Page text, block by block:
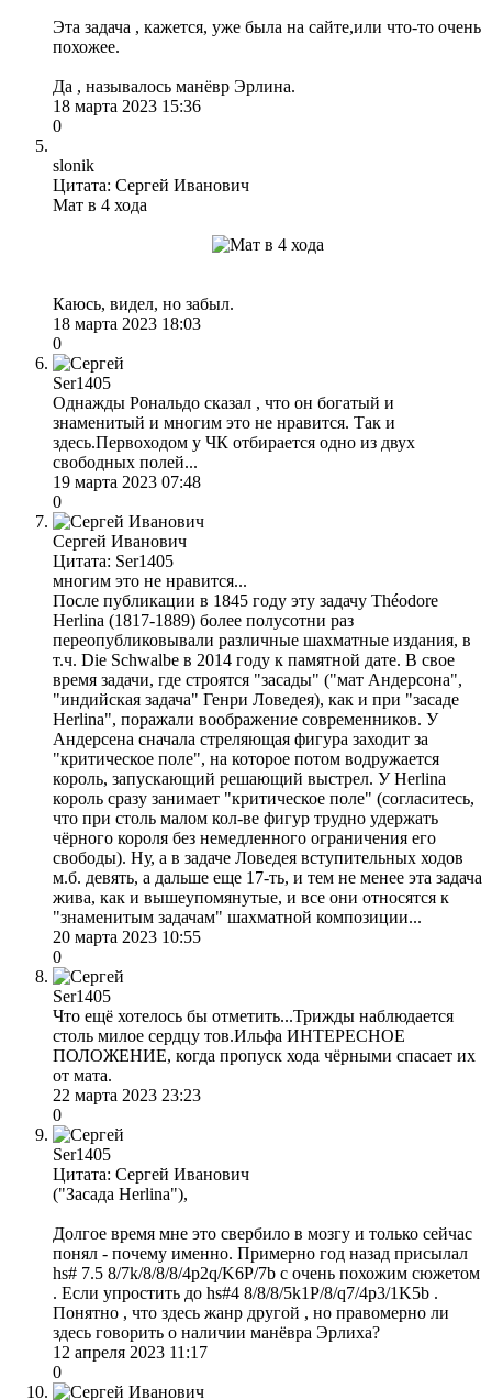
Эта задача , кажется, уже была на сайте,или что-то очень
похожее.
Да , называлось манёвр Эрлина.
18 марта 2023 15:36
0
slonik
Цитата: Сергей Иванович
Мат в 4 хода
Каюсь, видел, но забыл.
18 марта 2023 18:03
0
Ser1405
Однажды Рональдо сказал , что он богатый и
знаменитый и многим это не нравится. Так и
здесь.Первоходом у ЧК отбирается одно из двух
свободных полей...
19 марта 2023 07:48
0
Сергей Иванович
Цитата: Ser1405
многим это не нравится...
После публикации в 1845 году эту задачу Théodore
Herlinа (1817-1889) более полусотни раз
переопубликовывали различные шахматные издания, в
т.ч. Die Schwalbe в 2014 году к памятной дате. В свое
время задачи, где строятся "засады" ("мат Андерсона",
"индийская задача" Генри Ловедея), как и при "засаде
Herlinа", поражали воображение современников. У
Андерсена сначала стреляющая фигура заходит за
"критическое поле", на которое потом водружается
король, запускающий решающий выстрел. У Herlinа
король сразу занимает "критическое поле" (согласитесь,
что при столь малом кол-ве фигур трудно удержать
чёрного короля без немедленного ограничения его
свободы). Ну, а в задаче Ловедея вступительных ходов
м.б. девять, а дальше еще 17-ть, и тем не менее эта задача
жива, как и вышеупомянутые, и все они относятся к
"знаменитым задачам" шахматной композиции...
20 марта 2023 10:55
0
Ser1405
Что ещё хотелось бы отметить...Трижды наблюдается
столь милое сердцу тов.Ильфа ИНТЕРЕСНОЕ
ПОЛОЖЕНИЕ, когда пропуск хода чёрными спасает их
от мата.
22 марта 2023 23:23
0
Ser1405
Цитата: Сергей Иванович
("Засада Herlinа"),
Долгое время мне это свербило в мозгу и только сейчас
понял - почему именно. Примерно год назад присылал
hs# 7.5 8/7k/8/8/8/4p2q/K6P/7b с очень похожим сюжетом
. Если упростить до hs#4 8/8/8/5k1P/8/q7/4p3/1K5b .
Понятно , что здесь жанр другой , но правомерно ли
здесь говорить о наличии манёвра Эрлиха?
12 апреля 2023 11:17
0